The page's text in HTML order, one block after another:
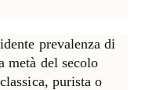
prevalenza di
metà del secolo
purista o